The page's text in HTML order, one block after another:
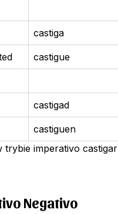
castiga
castigue
castigad
castiguen
trybie imperativo castigar
Negativo